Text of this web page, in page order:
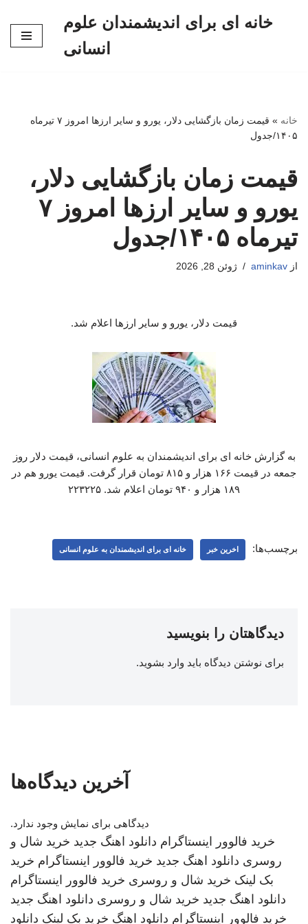
خانه ای برای اندیشمندان علوم
انسانی
خانه »
قیمت زمان بازگشایی دلار، یورو و سایر ارزها امروز ۷ تیرماه
۱۴۰۵/جدول
قیمت زمان بازگشایی دلار،
یورو و سایر ارزها امروز ۷
تیرماه ۱۴۰۵/جدول
از aminkav ژوئن 28, 2026
قیمت دلار، یورو و سایر ارزها اعلام شد.
به گزارش خانه ای برای اندیشمندان به علوم انسانی، قیمت دلار روز
جمعه در قیمت ۱۶۶ هزار و ۸۱۵ تومان قرار گرفت. قیمت یورو هم در
۱۸۹ هزار و ۹۴۰ تومان اعلام شد. ۲۲۳۲۲۵
برچسب‌ها: اخرین خبر خانه ای برای اندیشمندان به علوم انسانی
دیدگاهتان را بنویسید
برای نوشتن دیدگاه باید وارد بشوید.
آخرین دیدگاه‌ها
دیدگاهی برای نمایش وجود ندارد.
خرید فالوور اینستاگرام دانلود اهنگ جدید خرید شال و
روسری دانلود اهنگ جدید خرید فالوور اینستاگرام خرید
بک لینک خرید شال و روسری خرید فالوور اینستاگرام
دانلود اهنگ جدید خرید شال و روسری دانلود اهنگ جدید
خرید فالوور اینستاگرام دانلود اهنگ خرید بک لینک دانلود